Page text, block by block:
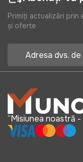
185 lei
Primiți actualizări prin
și oferte
“Misiunea noastră